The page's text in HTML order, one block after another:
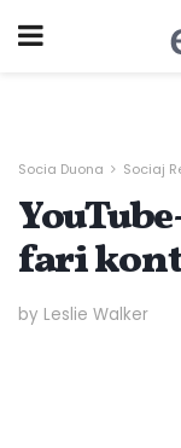
Socia Duona Sociaj
fari
by Leslie Walker